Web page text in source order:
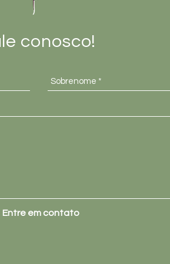
conosco!
Entre em contato